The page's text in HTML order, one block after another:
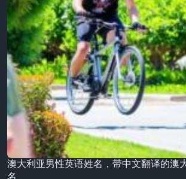
澳大利亚男性英语姓名，带中文翻译的澳
名